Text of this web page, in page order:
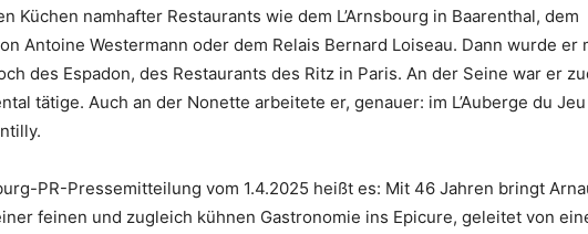
Küchen namhafter Restaurants wie dem L’Arnsbourg in Baarenthal, dem
Antoine Westermann oder dem Relais Bernard Loiseau. Dann wurde er
des Espadon, des Restaurants des Ritz in Paris. An der Seine war er
tätige. Auch an der Nonette arbeitete er, genauer: im L’Auberge du
PR-Pressemitteilung vom 1.4.2025 heißt es: Mit 46 Jahren bringt
feinen und zugleich kühnen Gastronomie ins Epicure, geleitet von